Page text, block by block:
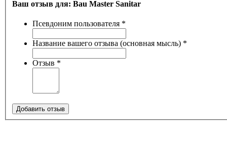
Ваш отзыв для: Bau Master Sanitar
Псевдоним пользователя *
Название вашего отзыва (основная мысль) *
Отзыв *
Добавить отзыв